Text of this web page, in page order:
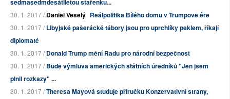
sedmasedmdesátiletou stařenku...
30. 1. 2017 /Daniel Veselý Reálpolitika Bílého domu v Trumpově éře
30. 1. 2017 /Libyjské pašerácké tábory jsou pro uprchlíky peklem, říkají
diplomaté
30. 1. 2017 /Donald Trump mění Radu pro národní bezpečnost
30. 1. 2017 /Bude výmluva amerických státních úředníků "Jen jsem
plnil rozkazy" ...
30. 1. 2017 /Theresa Mayová studuje příručku Konzervativní strany,